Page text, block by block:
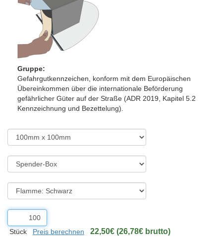
Gruppe:
Gefahrgutkennzeichen, konform mit dem Europäischen
Übereinkommen über die internationale Beförderung
gefährlicher Güter auf der Straße (ADR 2019, Kapitel 5.2
Kennzeichnung und Bezettelung).
Stück Preis berechnen 22,50€ (26,78€ brutto)